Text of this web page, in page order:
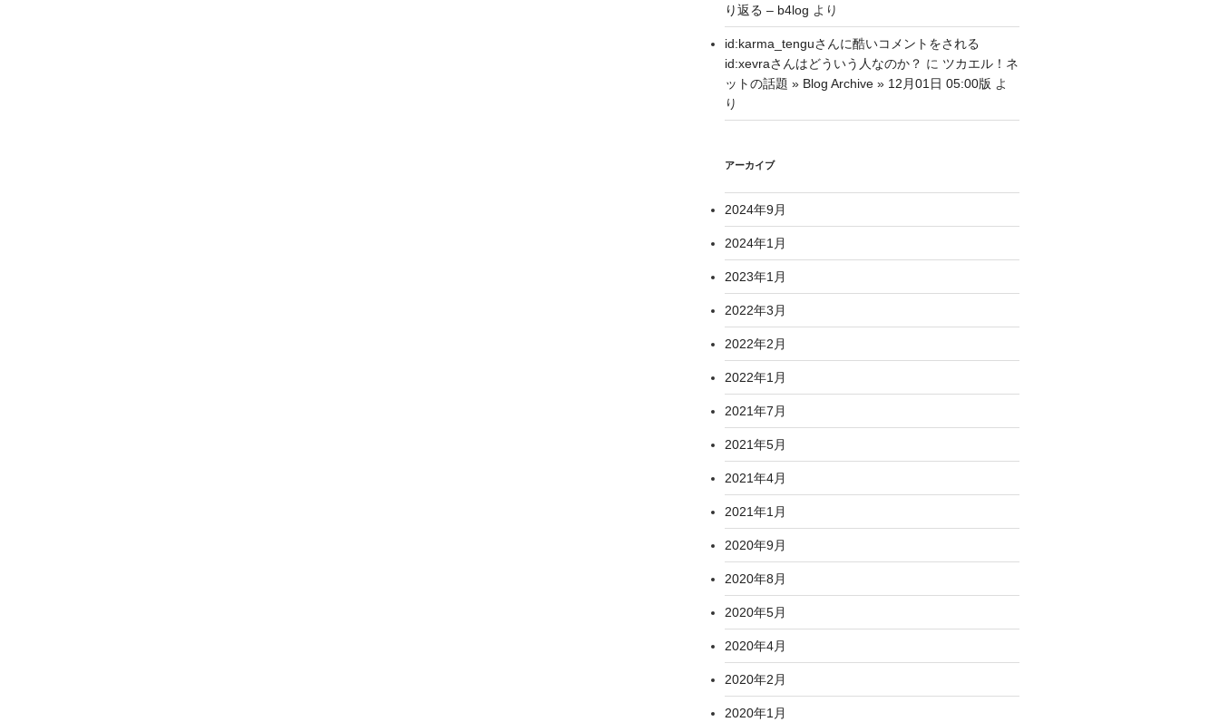
り返る – b4log より
id:karma_tenguさんに酷いコメントをされる
id:xevraさんはどういう人なのか？ に ツカエル！ネ
ットの話題 » Blog Archive » 12月01日 05:00版 よ
り
アーカイブ
2024年9月
2024年1月
2023年1月
2022年3月
2022年2月
2022年1月
2021年7月
2021年5月
2021年4月
2021年1月
2020年9月
2020年8月
2020年5月
2020年4月
2020年2月
2020年1月